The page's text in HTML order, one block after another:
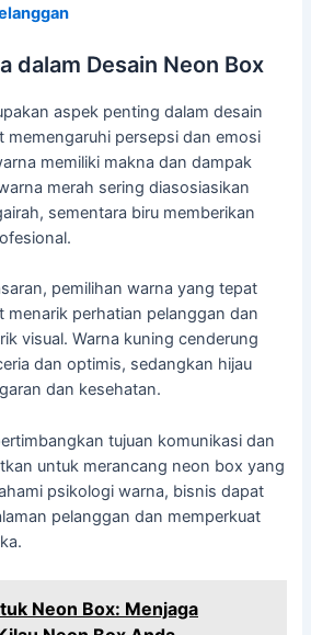
dalam Desain Neon Box
aspek penting dalam desain
memengaruhi persepsi dan emosi
memiliki makna dan dampak
merah sering diasosiasikan
sementara biru memberikan
pemilihan warna yang tepat
menarik perhatian pelanggan dan
visual. Warna kuning cenderung
dan optimis, sedangkan hijau
dan kesehatan.
tujuan komunikasi dan
untuk merancang neon box yang
psikologi warna, bisnis dapat
pelanggan dan memperkuat
Neon Box: Menjaga